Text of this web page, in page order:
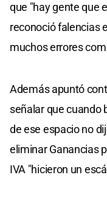
que "hay gente que
reconoció falencias
muchos errores
Además apuntó
señalar que cuando
de ese espacio no
eliminar Ganancias
IVA "hicieron un